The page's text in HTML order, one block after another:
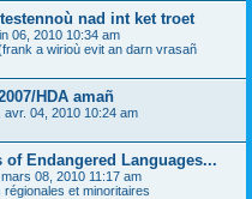
nad int ket troet
06, 2010 10:34 am
a wirioù evit an darn vrasañ
HDA amañ
avr. 04, 2010 10:24 am
Endangered Languages...
08, 2010 11:17 am
et minoritaires